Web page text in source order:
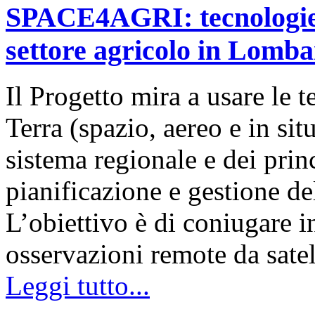
SPACE4AGRI:
settore agricolo in
Il Progetto mira a usare le
Terra (spazio, aereo e in
sistema regionale e dei
pianificazione e gestione
L’obiettivo è di coniugare
osservazioni remote da
Leggi tutto...